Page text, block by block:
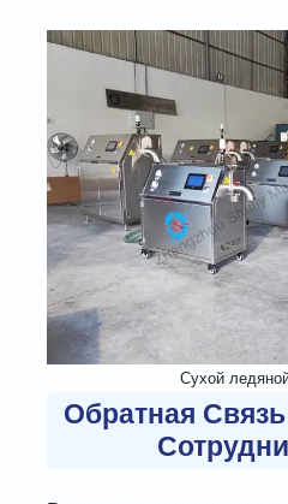
Сухой
Обратная